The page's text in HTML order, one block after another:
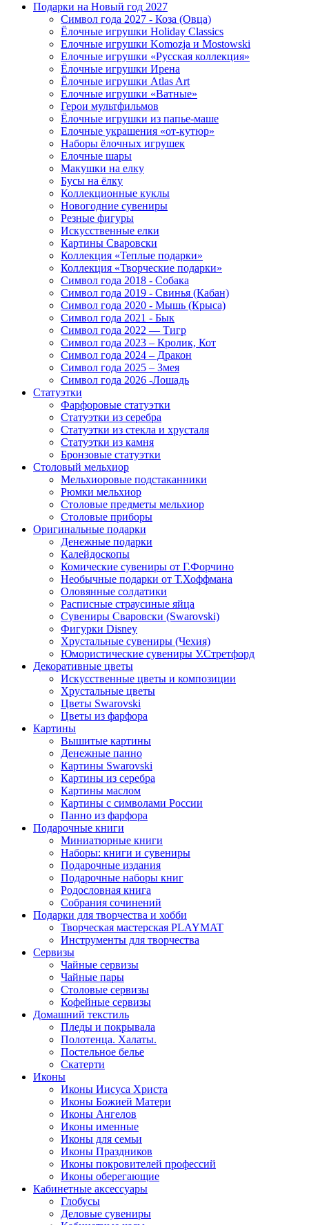
Подарки на Новый год 2027
Символ года 2027 - Коза (Овца)
Ёлочные игрушки Holiday Classics
Елочные игрушки Komozja и Mostowski
Елочные игрушки «Русская коллекция»
Ёлочные игрушки Ирена
Ёлочные игрушки Atlas Art
Елочные игрушки «Ватные»
Герои мультфильмов
Ёлочные игрушки из папье-маше
Елочные украшения «от-кутюр»
Наборы ёлочных игрушек
Елочные шары
Макушки на елку
Бусы на ёлку
Коллекционные куклы
Новогодние сувениры
Резные фигуры
Искусственные елки
Картины Сваровски
Коллекция «Теплые подарки»
Коллекция «Творческие подарки»
Символ года 2018 - Собака
Символ года 2019 - Свинья (Кабан)
Символ года 2020 - Мышь (Крыса)
Символ года 2021 - Бык
Символ года 2022 — Тигр
Символ года 2023 – Кролик, Кот
Символ года 2024 – Дракон
Символ года 2025 – Змея
Символ года 2026 -Лошадь
Статуэтки
Фарфоровые статуэтки
Статуэтки из серебра
Статуэтки из стекла и хрусталя
Статуэтки из камня
Бронзовые статуэтки
Столовый мельхиор
Мельхиоровые подстаканники
Рюмки мельхиор
Столовые предметы мельхиор
Столовые приборы
Оригинальные подарки
Денежные подарки
Калейдоскопы
Комические сувениры от Г.Форчино
Необычные подарки от Т.Хоффмана
Оловянные солдатики
Расписные страусиные яйца
Сувениры Сваровски (Swarovski)
Фигурки Disney
Хрустальные сувениры (Чехия)
Юмористические сувениры У.Стретфорд
Декоративные цветы
Искусственные цветы и композиции
Хрустальные цветы
Цветы Swarovski
Цветы из фарфора
Картины
Вышитые картины
Денежные панно
Картины Swarovski
Картины из серебра
Картины маслом
Картины с символами России
Панно из фарфора
Подарочные книги
Миниатюрные книги
Наборы: книги и сувениры
Подарочные издания
Подарочные наборы книг
Родословная книга
Собрания сочинений
Подарки для творчества и хобби
Творческая мастерская PLAYMAT
Инструменты для творчества
Cервизы
Чайные сервизы
Чайные пары
Столовые сервизы
Кофейные сервизы
Домашний текстиль
Пледы и покрывала
Полотенца. Халаты.
Постельное белье
Скатерти
Иконы
Иконы Иисуса Христа
Иконы Божией Матери
Иконы Ангелов
Иконы именные
Иконы для семьи
Иконы Праздников
Иконы покровителей профессий
Иконы оберегающие
Кабинетные аксессуары
Глобусы
Деловые сувениры